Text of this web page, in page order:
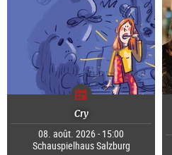
Cry
08. août. 2026 - 15:00
Schauspielhaus Salzburg